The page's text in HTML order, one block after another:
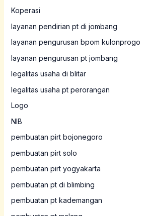
Koperasi
layanan pendirian pt di jombang
layanan pengurusan bpom kulonprogo
layanan pengurusan pt jombang
legalitas usaha di blitar
legalitas usaha pt perorangan
Logo
NIB
pembuatan pirt bojonegoro
pembuatan pirt solo
pembuatan pirt yogyakarta
pembuatan pt di blimbing
pembuatan pt kademangan